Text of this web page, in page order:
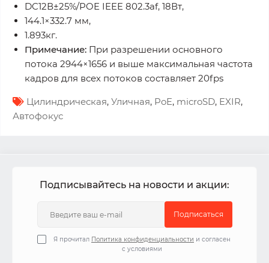
DC12В±25%/POE IEEE 802.3af, 18Вт,
144.1×332.7 мм,
1.893кг.
Примечание: При разрешении основного
потока 2944×1656 и выше максимальная частота
кадров для всех потоков составляет 20fps
Цилиндрическая, Уличная, PoE, microSD, EXIR,
Автофокус
Подписывайтесь на новости и акции:
Подписаться
Я прочитал Политика конфиденциальности и согласен
с условиями